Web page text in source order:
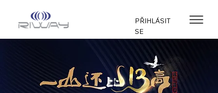
PŘIHLÁSIT
SE